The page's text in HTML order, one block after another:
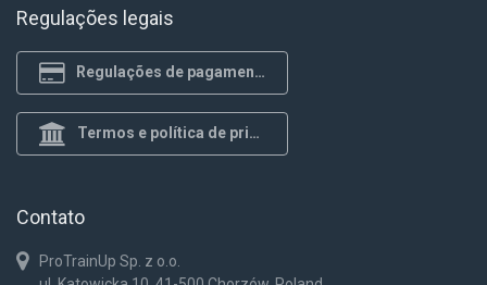
Regulações legais
Regulações de pagamento
Termos e política de privacidade
Contato
ProTrainUp Sp. z o.o.